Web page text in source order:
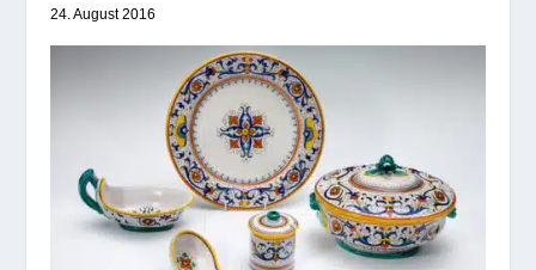
24. August 2016